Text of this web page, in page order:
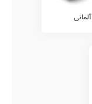
آلمانی